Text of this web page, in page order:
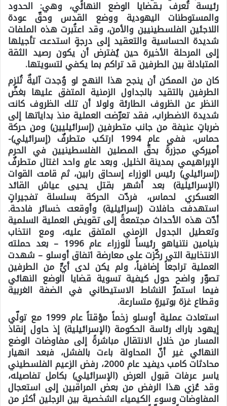
رئيسة تُعرف بـقضايا الوضع النهائي، وهي: الحدود
والمستوطنات اليهودية ووضع القدس وحقّ عودة
اللاجئين الفلسطينيين والأمن، وقد اعتُبرت هذه الملفات
شديدة الحساسية والتعقيد إلى درجةٍ استدعت تأجيلها
إلى المرحلة الأخيرة حين يُفترض أن يكون رصيد الثقة
المتبادلة بين الطرفين قد تراكم بما يكفي لتسويتها.
كان من الممكن أن ينجح هذا النهج لو وُجدت آليةٌ تُلزم
الطرفين بالتقيد بالجداول الزمنية المتفق عليها بغضّ
النظر عن الظروف الطارئة ولولا أن تلك الظروف كانت
شديدة الاضطراب، فقد تعرّضت العملية منذ بداياتها إلى
ضرباتٍ عنيفة من جانب متطرفين (إسرائيليين) ومن حركة
حماس، ففي عام 1994 ارتكب متطرفٌ (إسرائيلي)-
أميركي مجزرةً بحقّ المصلين الفلسطينيين في الحرم
الإبراهيمي بمدينة الخليل. وبعد عامٍ واحد اغتال متطرفٌ
(إسرائيلي) رئيس الوزراء إسحاق رابين، ثم قامت القوات
(الإسرائيلية) بعد أشهر بقتل يحيى عياش القائد
العسكري لحماس، فردّت الحركة بسلسلة تفجيراتٍ
استهدفت حافلات (إسرائيلية) وأوقعت خسائر فادحة.
أدّت هذه الأحداث مجتمعةً إلى تقويض العملية السلمية
وتعطيل الجدول الزمني المتفق عليه، ومع انتخاب
بنيامين نتنياهو رئيساً للوزراء عام 1996 – بعد حملته
الانتخابية التي ركّزت على معارضة اتفاق أوسلو – شهدت
العملية تراجعاً إضافياً، ولم يكن لدى أيٍّ من الطرفين
تصوّر واضح حول كيفية تسوية قضايا الوضع النهائي
فيما استمرّ النشاط الاستيطاني في الضفة الغربية
وقطاع غزة بوتيرةٍ متسارعة.
استعادت عملية أوسلو زخماً مؤقتاً عام 1999 مع تولّي
إيهود باراك رئاسة الحكومة (الإسرائيلية) إذ حاول إنقاذ
المسار من خلال الانتقال مباشرةً إلى مفاوضات الوضع
النهائي غير أنّ المحاولة باءت بالفشل، فبعد انهيار
محادثات كامب ديفيد عام 2000، رفض الزعيم الفلسطيني
ياسر عرفات قبول العرض (الإسرائيلي) بكامل تفاصيله،
وقد عُزي هذا الرفض من بعض المراقبين إلى استعجال
المفاوضات وسوء الكيمياء الشخصية بين الرجلين أكثر من